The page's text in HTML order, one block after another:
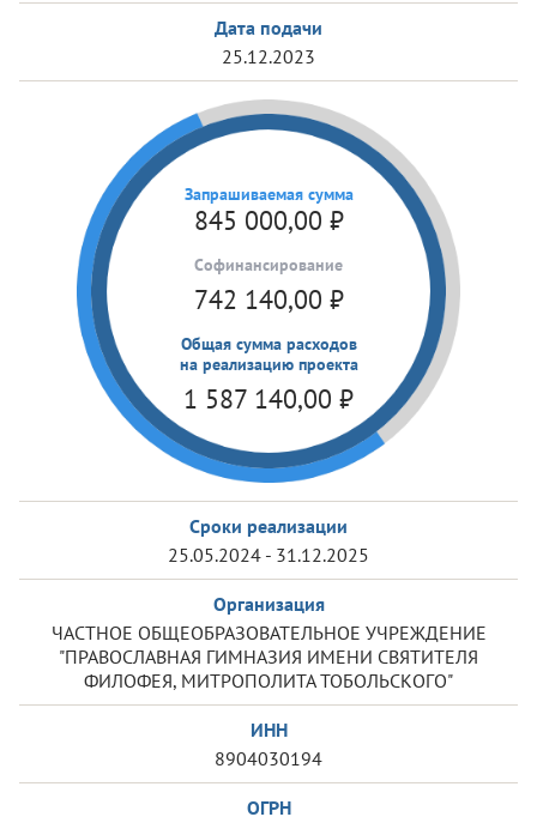
Дата подачи
25.12.2023
Запрашиваемая сумма
845 000,00 ₽
Cофинансирование
742 140,00 ₽
Общая сумма расходов
на реализацию проекта
1 587 140,00 ₽
Сроки реализации
25.05.2024 - 31.12.2025
Организация
ЧАСТНОЕ ОБЩЕОБРАЗОВАТЕЛЬНОЕ УЧРЕЖДЕНИЕ
"ПРАВОСЛАВНАЯ ГИМНАЗИЯ ИМЕНИ СВЯТИТЕЛЯ
ФИЛОФЕЯ, МИТРОПОЛИТА ТОБОЛЬСКОГО"
ИНН
8904030194
ОГРН